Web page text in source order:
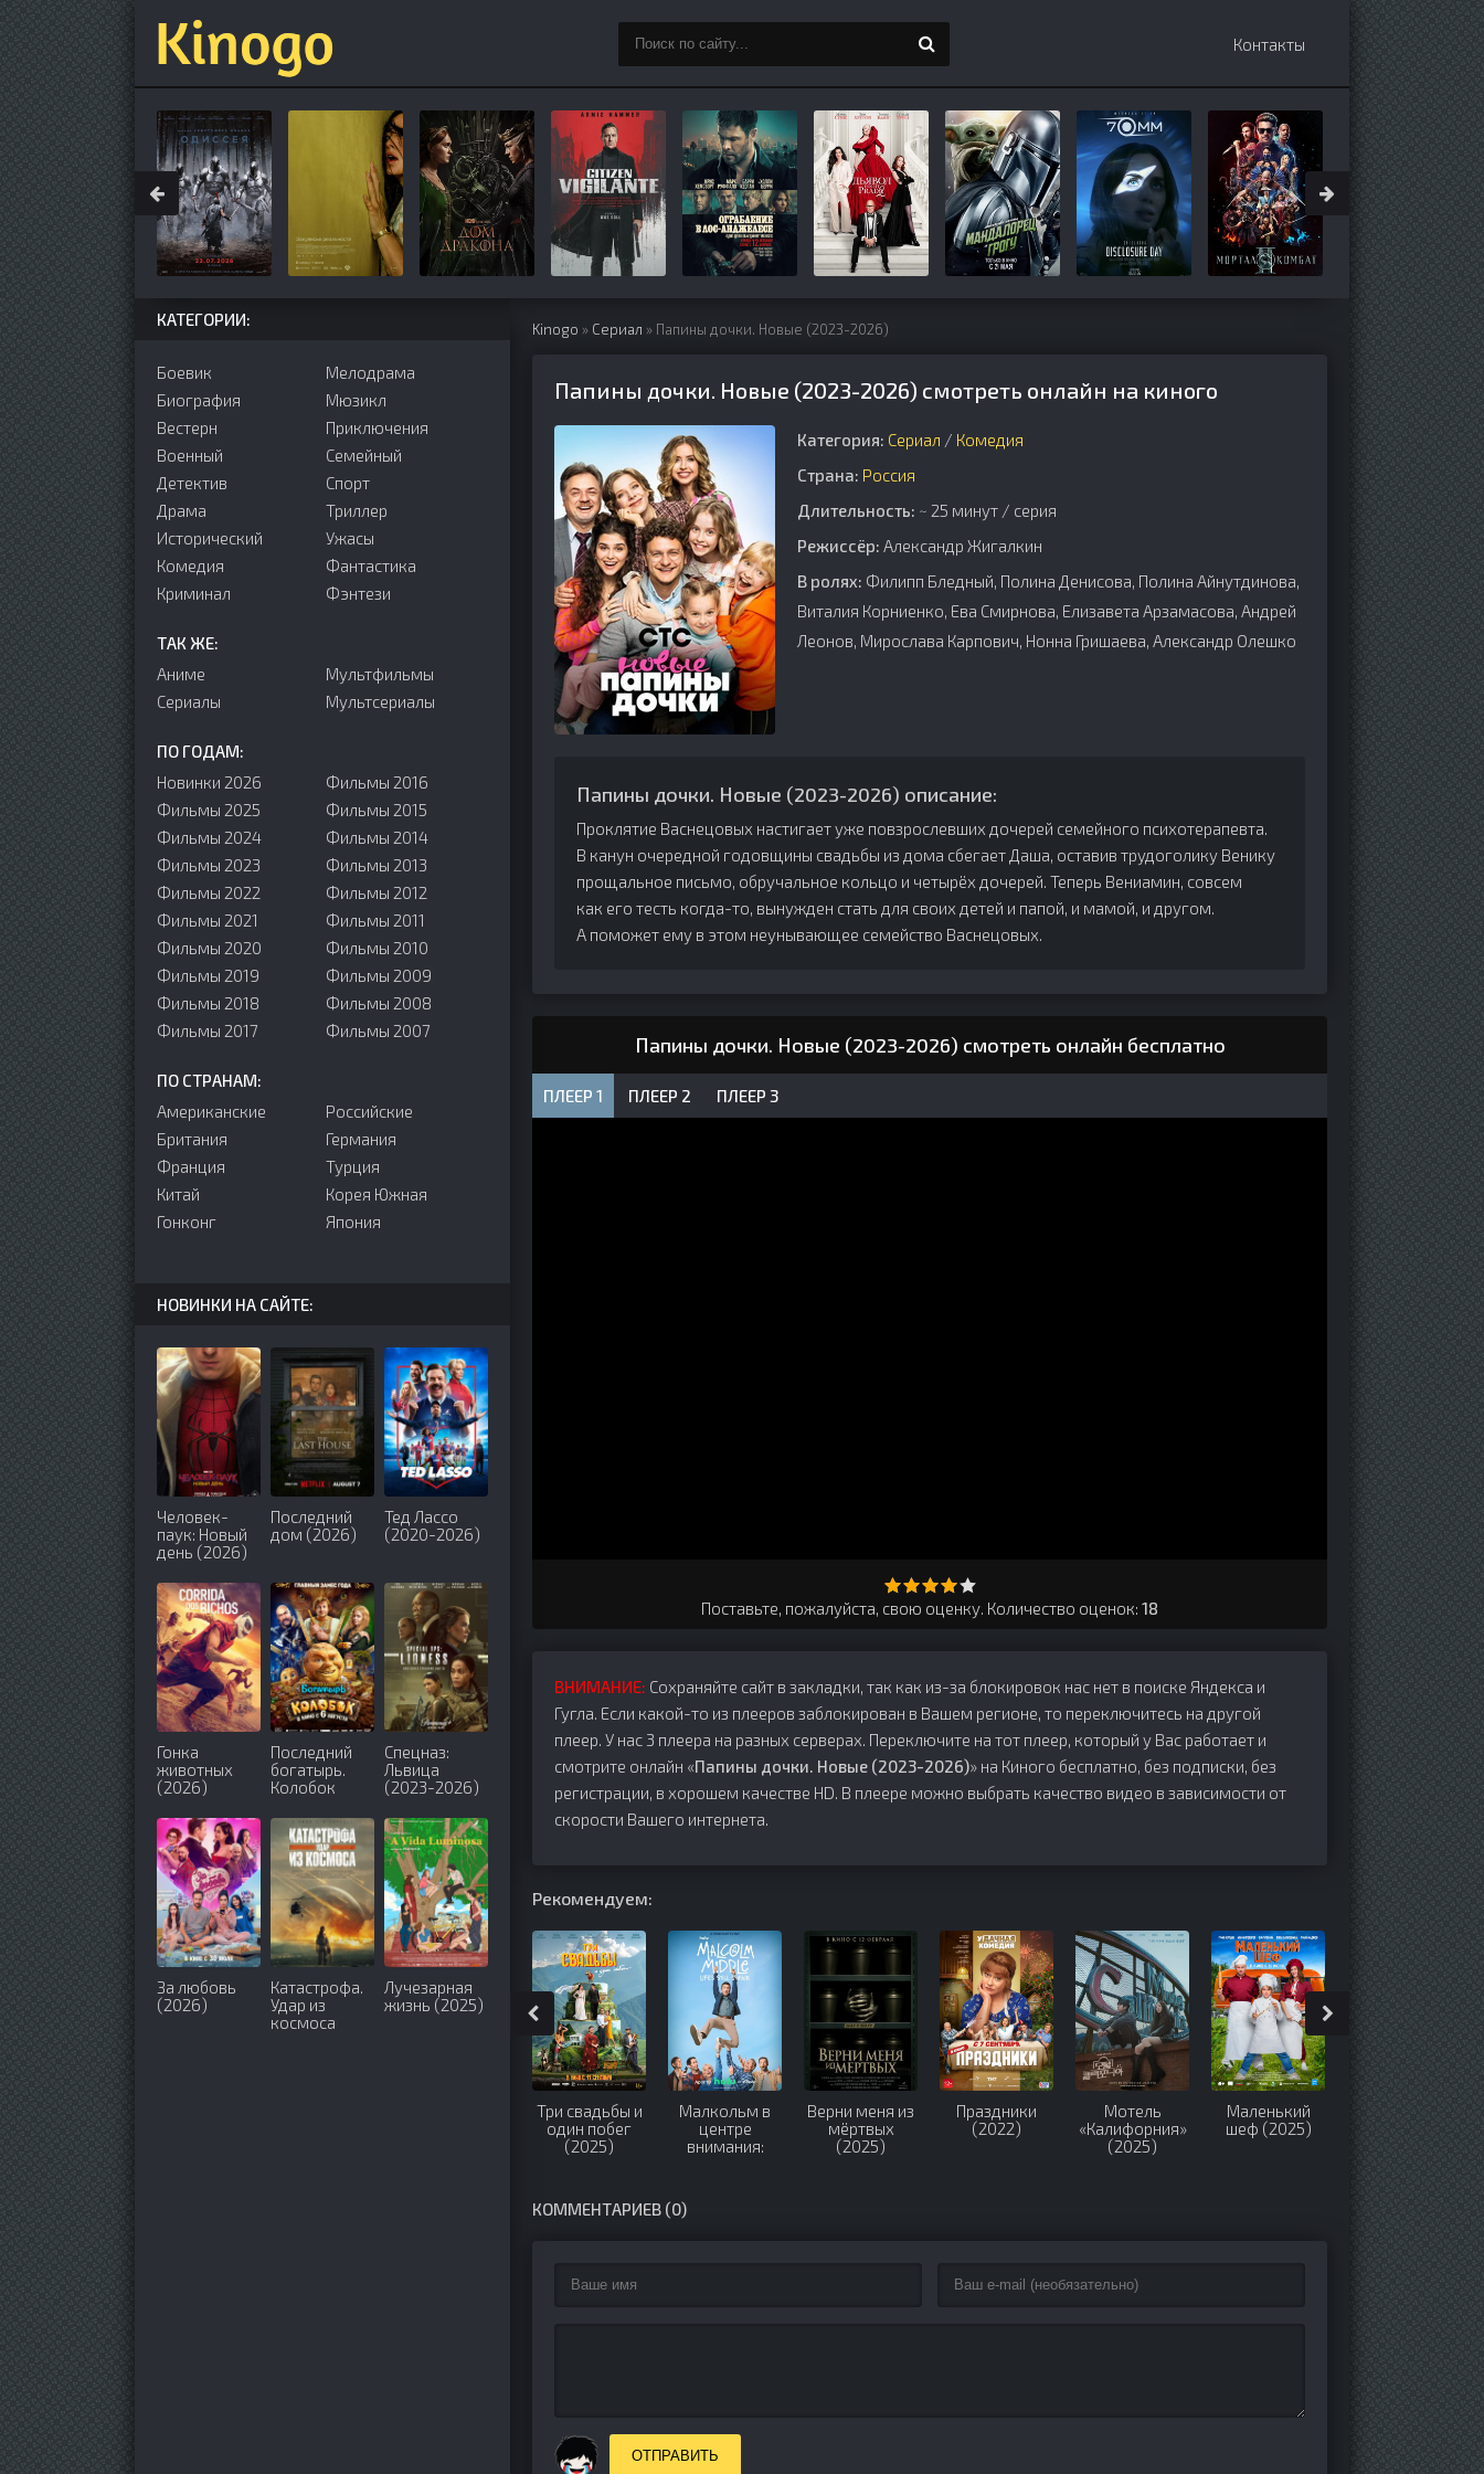
Контакты
Kinogo » Сериал » Папины дочки. Новые (2023-2026)
Папины дочки. Новые (2023-2026) смотреть онлайн на киного
Категория: Сериал / Комедия
Страна: Россия
Длительность: ~ 25 минут / серия
Режиссёр: Александр Жигалкин
В ролях: Филипп Бледный, Полина Денисова, Полина Айнутдинова,
Виталия Корниенко, Ева Смирнова, Елизавета Арзамасова, Андрей
Леонов, Мирослава Карпович, Нонна Гришаева, Александр Олешко
Папины дочки. Новые (2023-2026) описание:
Проклятие Васнецовых настигает уже повзрослевших дочерей семейного психотерапевта.
В канун очередной годовщины свадьбы из дома сбегает Даша, оставив трудоголику Венику
прощальное письмо, обручальное кольцо и четырёх дочерей. Теперь Вениамин, совсем
как его тесть когда-то, вынужден стать для своих детей и папой, и мамой, и другом.
А поможет ему в этом неунывающее семейство Васнецовых.
Папины дочки. Новые (2023-2026) смотреть онлайн бесплатно
ПЛЕЕР 1 ПЛЕЕР 2 ПЛЕЕР 3
Поставьте, пожалуйста, свою оценку. Количество оценок: 18
ВНИМАНИЕ: Сохраняйте сайт в закладки, так как из-за блокировок нас нет в поиске Яндекса и
Гугла. Если какой-то из плееров заблокирован в Вашем регионе, то переключитесь на другой
плеер. У нас 3 плеера на разных серверах. Переключите на тот плеер, который у Вас работает и
смотрите онлайн «Папины дочки. Новые (2023-2026)» на Киного бесплатно, без подписки, без
регистрации, в хорошем качестве HD. В плеере можно выбрать качество видео в зависимости от
скорости Вашего интернета.
Рекомендуем:
Три свадьбы и
один побег
(2025)
Малкольм в
центре
внимания:
Верни меня из
мёртвых
(2025)
Праздники
(2022)
Мотель
«Калифорния»
(2025)
Маленький
шеф (2025)
Снаружи
(2024)
КОММЕНТАРИЕВ (0)
ОТПРАВИТЬ
КАТЕГОРИИ:
Боевик
Биография
Вестерн
Военный
Детектив
Драма
Исторический
Комедия
Криминал
Мелодрама
Мюзикл
Приключения
Семейный
Cпорт
Триллер
Ужасы
Фантастика
Фэнтези
ТАК ЖЕ:
Аниме
Сериалы
Мультфильмы
Мультсериалы
ПО ГОДАМ:
Новинки 2026
Фильмы 2025
Фильмы 2024
Фильмы 2023
Фильмы 2022
Фильмы 2021
Фильмы 2020
Фильмы 2019
Фильмы 2018
Фильмы 2017
Фильмы 2016
Фильмы 2015
Фильмы 2014
Фильмы 2013
Фильмы 2012
Фильмы 2011
Фильмы 2010
Фильмы 2009
Фильмы 2008
Фильмы 2007
ПО СТРАНАМ:
Американские
Британия
Франция
Китай
Гонконг
Российские
Германия
Турция
Корея Южная
Япония
НОВИНКИ НА САЙТЕ:
Человек-
паук: Новый
день (2026)
Последний
дом (2026)
Тед Лассо
(2020-2026)
Гонка
животных
(2026)
Последний
богатырь.
Колобок
Спецназ:
Львица
(2023-2026)
За любовь
(2026)
Катастрофа.
Удар из
космоса
Лучезарная
жизнь (2025)